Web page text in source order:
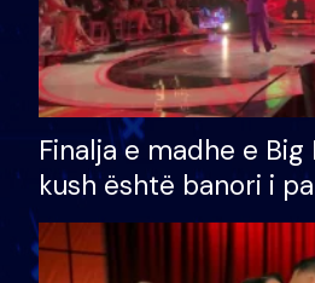
Finalja e madhe e
kush është banori i
shtëpinë dhe humb
të fituar çmimin e